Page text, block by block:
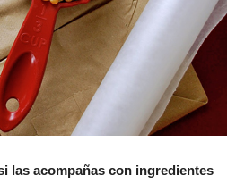
las acompañas con ingredientes